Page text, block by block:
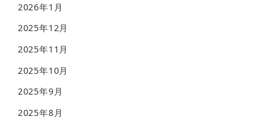
2026年1月
2025年12月
2025年11月
2025年10月
2025年9月
2025年8月